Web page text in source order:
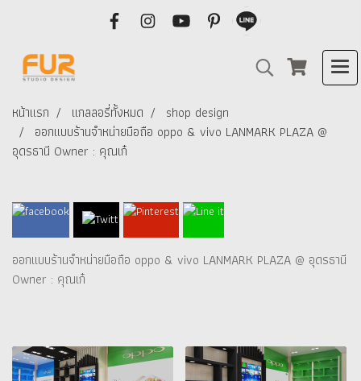
หน้าแรก แกลลอรี่ทั้งหมด
shop design
ออกแบบร้านจำหน่ายมือถือ oppo & vivo LANMARK PLAZA @
อุดรธานี Owner : คุณเก๋
ออกแบบร้านจำหน่ายมือถือ oppo & vivo LANMARK PLAZA @ อุดรธานี
Owner : คุณเก๋